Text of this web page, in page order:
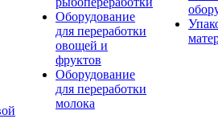
Оборудование
для переработки
овощей и
фруктов
Оборудование
для переработки
молока